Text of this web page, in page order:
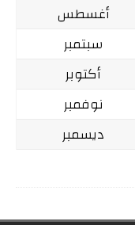
أغسطس
سبتمبر
أكتوبر
نوفمبر
ديسمبر